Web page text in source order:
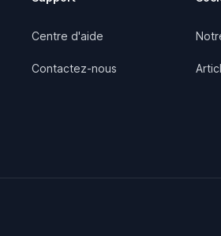
Centre d'aide
Contactez-nous